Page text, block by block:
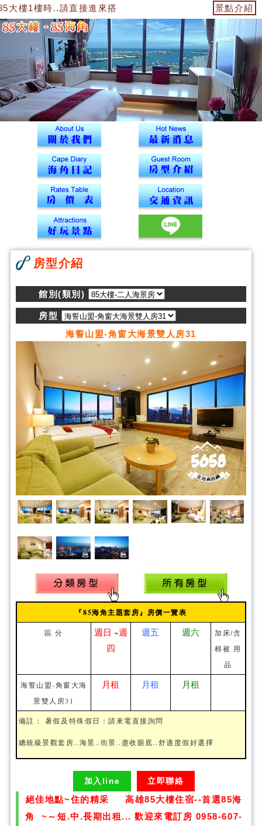
1樓時..請直接進來搭電梯到12樓43號海角辦公室找我們
景點介紹
房型介紹
館別(類別)
房型
海誓山盟-角窗大海景雙人房31
『85海角主題套房』房價一覽表
區 分
週日 ~週
四
週五 週六
加床/含
棉被 用
品
海誓山盟-角窗大海
景雙人房31
月租 月租 月租
備註： 暑假及特殊假日：請來電直接詢問
總統級景觀套房..海景..街景..盡收眼底..舒適度假好選擇
加入line 立即聯絡
絕佳地點~住的精采 高雄85大樓住宿--首選85海
角 ~～短.中.長期出租... 歡迎來電訂房 0958-607-